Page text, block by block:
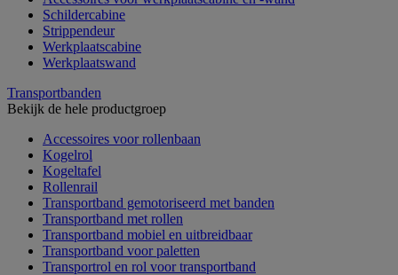
Schildercabine
Strippendeur
Werkplaatscabine
Werkplaatswand
Transportbanden
Bekijk de hele productgroep
Accessoires voor rollenbaan
Kogelrol
Kogeltafel
Rollenrail
Transportband gemotoriseerd met banden
Transportband met rollen
Transportband mobiel en uitbreidbaar
Transportband voor paletten
Transportrol en rol voor transportband